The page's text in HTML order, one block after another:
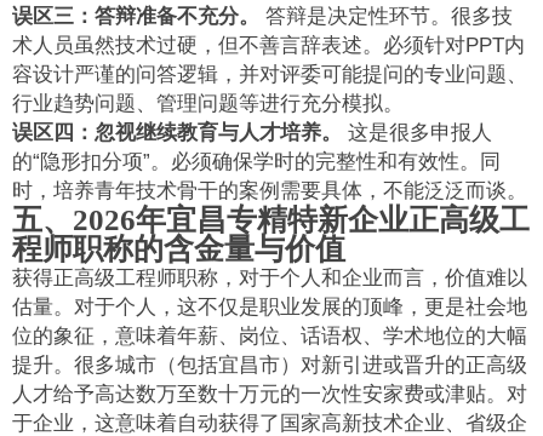
误区三：答辩准备不充分。
答辩是决定性环节。很多技
术人员虽然技术过硬，但不善言辞表述。必须针对PPT内
容设计严谨的问答逻辑，并对评委可能提问的专业问题、
行业趋势问题、管理问题等进行充分模拟。
误区四：忽视继续教育与人才培养。
这是很多申报人
的“隐形扣分项”。必须确保学时的完整性和有效性。同
时，培养青年技术骨干的案例需要具体，不能泛泛而谈。
五、2026年宜昌专精特新企业正高级工
程师职称的含金量与价值
获得正高级工程师职称，对于个人和企业而言，价值难以
估量。对于个人，这不仅是职业发展的顶峰，更是社会地
位的象征，意味着年薪、岗位、话语权、学术地位的大幅
提升。很多城市（包括宜昌市）对新引进或晋升的正高级
人才给予高达数万至数十万元的一次性安家费或津贴。对
于企业，这意味着自动获得了国家高新技术企业、省级企